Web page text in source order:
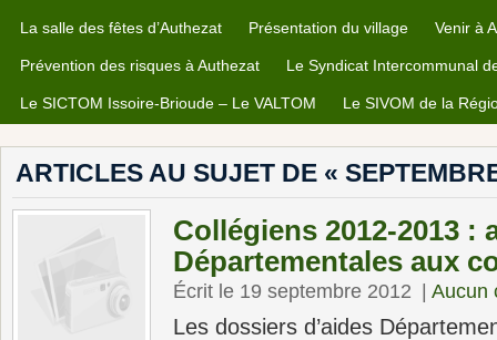
La salle des fêtes d’Authezat Présentation du village Venir à
Prévention des risques à Authezat Le Syndicat Intercommunal
Le SICTOM Issoire-Brioude – Le VALTOM Le SIVOM de la
ARTICLES AU SUJET DE «
Collégiens 2012-2013 :
Départementales aux
Écrit le 19 septembre 2012 Aucun
Les dossiers d’aides